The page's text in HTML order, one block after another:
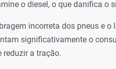
o diesel, o que danifica o
incorreta dos pneus e
significativamente o
reduzir a tração.